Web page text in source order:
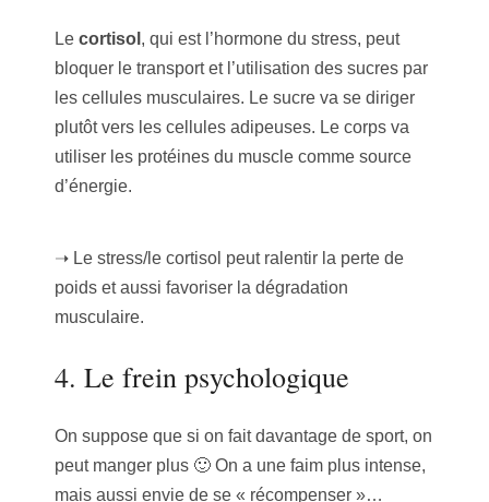
Le cortisol , qui est l’hormone du stress, peut
bloquer le transport et l’utilisation des sucres par
les cellules musculaires. Le sucre va se diriger
plutôt vers les cellules adipeuses. Le corps va
utiliser les protéines du muscle comme source
d’énergie.
➝ Le stress/le cortisol peut ralentir la perte de
poids et aussi favoriser la dégradation
musculaire.
4. Le frein psychologique
On suppose que si on fait davantage de sport, on
peut manger plus 🙂 On a une faim plus intense,
mais aussi envie de se « récompenser »…